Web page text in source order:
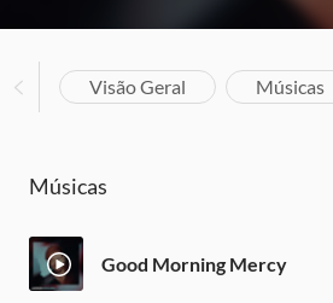
Visão Geral Músicas
Músicas
Good Morning Mercy